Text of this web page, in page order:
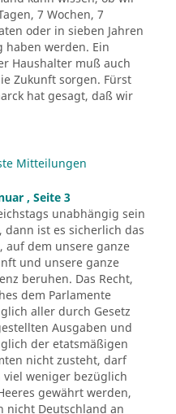
7 Wochen, 7
oder in sieben Jahren
haben werden. Ein
Haushalter muß auch
Zukunft sorgen. Fürst
hat gesagt, daß wir
Mitteilungen
, Seite 3
unabhängig sein
dann ist es sicherlich das
auf dem unsere ganze
und unsere ganze
beruhen. Das Recht,
dem Parlamente
aller durch Gesetz
Ausgaben und
der etatsmäßigen
nicht zusteht, darf
viel weniger bezüglich
gewährt werden,
nicht Deutschland an